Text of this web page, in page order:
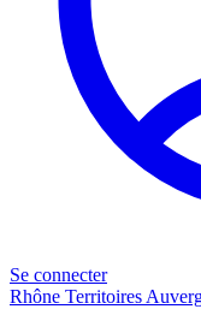
Se connecter
Rhône Territoires